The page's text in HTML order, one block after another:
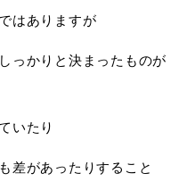
はありますが
っかりと決まったものが
いたり
差があったりすること